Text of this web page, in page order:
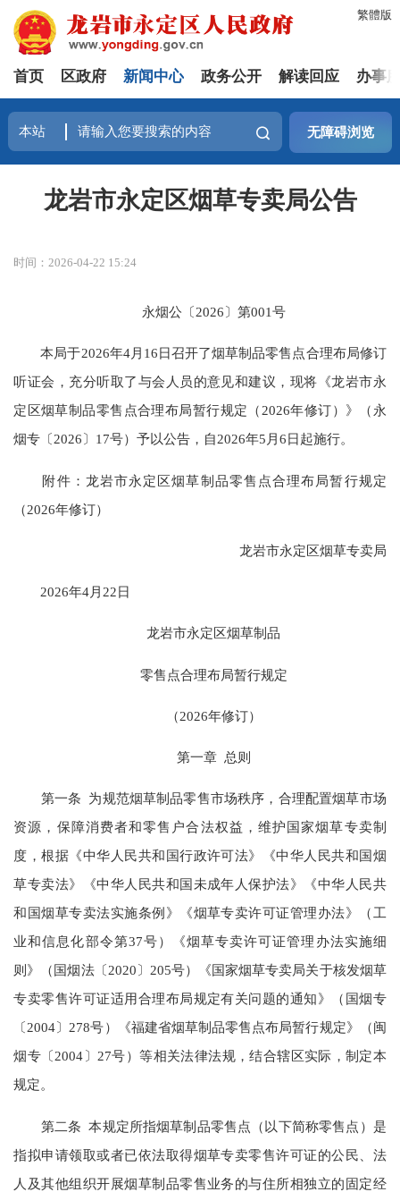
繁體版
首页 区政府 新闻中心 政务公开 解读回应 办事
无障碍浏览
龙岩市永定区烟草专卖局公告
时间：2026-04-22 15:24
永烟公〔2026〕第001号
本局于2026年4月16日召开了烟草制品零售点合理布局修订
听证会，充分听取了与会人员的意见和建议，现将《龙岩市永
定区烟草制品零售点合理布局暂行规定（2026年修订）》（永
烟专〔2026〕17号）予以公告，自2026年5月6日起施行。
附件：龙岩市永定区烟草制品零售点合理布局暂行规定
（2026年修订）
龙岩市永定区烟草专卖局
2026年4月22日
龙岩市永定区烟草制品
零售点合理布局暂行规定
（2026年修订）
第一章 总则
第一条 为规范烟草制品零售市场秩序，合理配置烟草市场
资源，保障消费者和零售户合法权益，维护国家烟草专卖制
度，根据《中华人民共和国行政许可法》《中华人民共和国烟
草专卖法》《中华人民共和国未成年人保护法》《中华人民共
和国烟草专卖法实施条例》《烟草专卖许可证管理办法》（工
业和信息化部令第37号）《烟草专卖许可证管理办法实施细
则》（国烟法〔2020〕205号）《国家烟草专卖局关于核发烟草
专卖零售许可证适用合理布局规定有关问题的通知》（国烟专
〔2004〕278号）《福建省烟草制品零售点布局暂行规定》（闽
烟专〔2004〕27号）等相关法律法规，结合辖区实际，制定本
规定。
第二条 本规定所指烟草制品零售点（以下简称零售点）是
指拟申请领取或者已依法取得烟草专卖零售许可证的公民、法
人及其他组织开展烟草制品零售业务的与住所相独立的固定经